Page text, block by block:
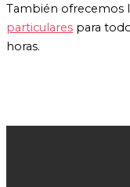
También ofrecemos
particulares para
horas.